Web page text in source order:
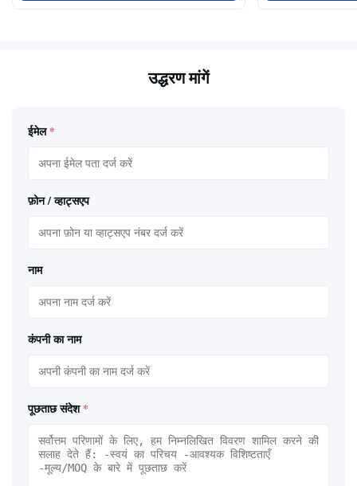
उद्धरण मांगें
ईमेल *
फ़ोन / व्हाट्सएप
नाम
कंपनी का नाम
पूछताछ संदेश *